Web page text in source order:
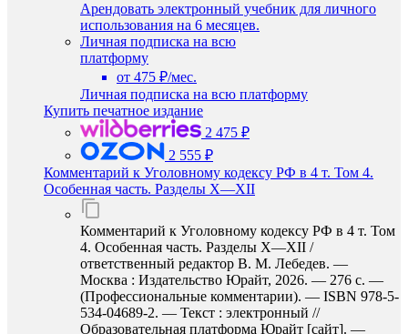
Арендовать электронный учебник для личного
использования на 6 месяцев.
Личная подписка на всю
платформу
от 475 ₽/мес.
Личная подписка на всю платформу
Купить печатное издание
2 475 ₽
2 555 ₽
Комментарий к Уголовному кодексу РФ в 4 т. Том 4.
Особенная часть. Разделы X—XII
Комментарий к Уголовному кодексу РФ в 4 т. Том
4. Особенная часть. Разделы X—XII /
ответственный редактор В. М. Лебедев. —
Москва : Издательство Юрайт, 2026. — 276 с. —
(Профессиональные комментарии). — ISBN 978-5-
534-04689-2. — Текст : электронный //
Образовательная платформа Юрайт [сайт]. —